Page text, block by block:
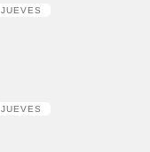
JUEVES
JUEVES